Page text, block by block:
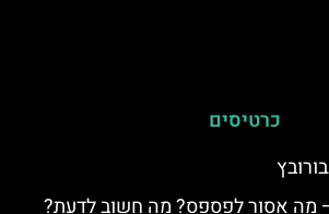
כרטיסים
מה אסור לפספס? מה חשוב לדעת?